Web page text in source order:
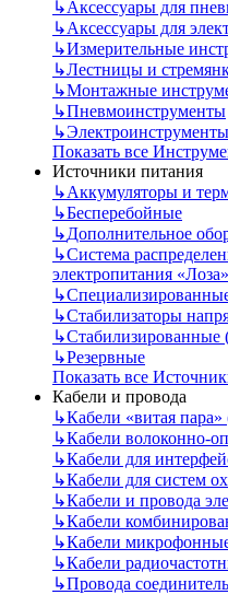
↳Аксессуары для
↳Аксессуары для
↳Измерительные
↳Лестницы и
↳Монтажные
↳Пневмоинструменты
↳Электроинструменты
Показать все
Источники питания
↳Аккумуляторы и
↳Бесперебойные
↳Дополнительное
↳Система
электропитания «Лоза»
↳
↳Стабилизаторы
↳Стабилизированные
↳Резервные
Показать все
Кабели и провода
↳Кабели «витая
↳Кабели волоконно-
↳Кабели для
↳Кабели для систем
↳Кабели и провода
↳Кабели
↳Кабели
↳Кабели
↳Провода